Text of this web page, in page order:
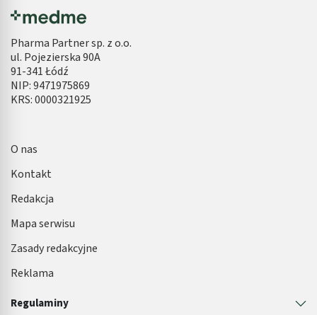
Pharma Partner sp. z o.o.
ul. Pojezierska 90A
91-341 Łódź
NIP: 9471975869
KRS: 0000321925
Regulaminy
O nas
Kontakt
Redakcja
Mapa serwisu
Zasady redakcyjne
Reklama